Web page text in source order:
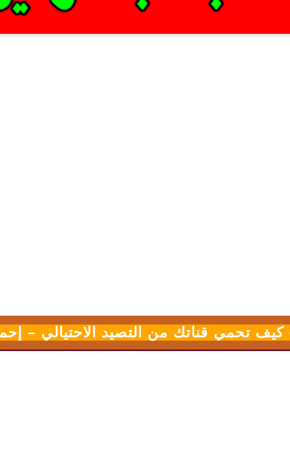
تحمي قناتك من التصيد الاحتيالي –